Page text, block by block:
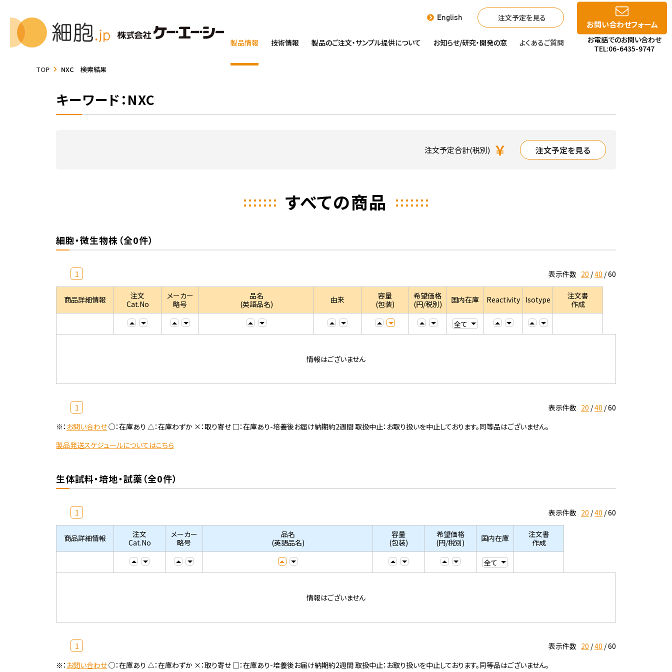
English 注文予定を見る
製品情報 技術情報 製品のご注文・サンプル提供について お知らせ/研究・開発の窓 よくあるご質問
お問い合わせフォーム
お電話でのお問い合わせ
TEL:06-6435-9747
TOP NXC 検索結果
キーワード：NXC
注文予定合計(税別) ￥ 注文予定を見る
すべての商品
細胞・微生物株（全0件）
1 表示件数 20 40 60
商品詳細情報
注文
Cat.No
メーカー
略号
品名
(英語品名)
由来
容量
(包装)
希望価格
(円/税別)
国内在庫 Reactivity Isotype
注文書
作成
情報はございません
1 表示件数 20 40 60
※： お問い合わせ○：在庫あり △：在庫わずか ×：取り寄せ □：在庫あり-培養後お届け納期約2週間 取扱中止：お取り扱いを中止しております。同等品はございません。
製品発送スケジュールについてはこちら
生体試料・培地・試薬（全0件）
1 表示件数 20 40 60
商品詳細情報
注文
Cat.No
メーカー
略号
品名
(英語品名)
容量
(包装)
希望価格
(円/税別)
国内在庫
注文書
作成
情報はございません
1 表示件数 20 40 60
※： お問い合わせ○：在庫あり △：在庫わずか ×：取り寄せ □：在庫あり-培養後お届け納期約2週間 取扱中止：お取り扱いを中止しております。同等品はございません。